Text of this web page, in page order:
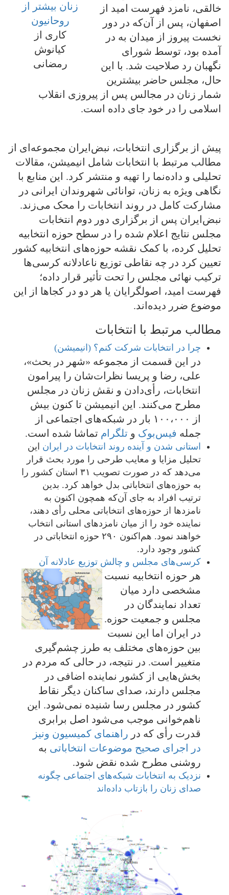
زنان بیشتر از
روحانیون
کاری از
کیانوش
رمضانی
خالقی، نامزد فهرست امید از
اصفهان، پس از آن‌که در دور
نخست پیروز از میدان به در
آمده بود، توسط شورای
نگهبان رد صلاحیت شد. با این
حال، مجلس حاضر بیشترین
شمار زنان در مجالس پس از پیروزی انقلاب
اسلامی را در خود جای داده است.
پیش از برگزاری انتخابات، نبض‌ایران مجموعه‌ای از
مطالب مرتبط با انتخابات شامل انیمیشن، مقالات
تحلیلی و داده‌نما را تهیه و منتشر کرد. این منابع با
نگاهی ویژه به زنان، توانائی شهروندان ایرانی در
مشارکت کامل در روند انتخابات را محک می‌زند.
نبض‌ایران پس از برگزاری دور دوم انتخابات
مجلس نتایج اعلام شده را در سطح حوزه انتخابیه
تحلیل کرده، با کمک نقشه حوزه‌های انتخابیه کشور
تعیین کرد در چه نقاطی توزیع ناعادلانه کرسی‌ها
ترکیب نهائی مجلس را تحت تأثیر قرار داده؛
فهرست امید، اصولگرایان یا هر دو در کجاها از این
موضوع ضرر دیده‌اند.
مطالب مرتبط با انتخابات
چرا در انتخابات شرکت کنم؟ (انیمیشن)
در این قسمت از مجموعه «شهر در بحث»،
علی، رضا و پریسا نظرات‌شان را پیرامون
انتخابات، رأی‌دادن و نقش زنان در مجلس
مطرح می‌کنند. این انیمیشن تا کنون بیش
از ۱۰۰،۰۰۰ بار در شبکه‌های اجتماعی از
جمله فیس‌بوک و تلگرام تماشا شده است.
استانی شدن و آینده روند انتخابات در ایران این
تحلیل مزایا و معایب طرحی را مورد بحث قرار
می‌دهد که در صورت تصویب ۳۱ استان کشور را
به حوزه‌های انتخاباتی بدل خواهد کرد. بدین
ترتیب افراد به جای آن‌که همچون اکنون به
نامزدها از حوزه‌های انتخاباتی محلی رأی دهند،
نماینده خود را از میان نامزدهای استانی انتخاب
خواهند نمود. هم‌اکنون ۲۹۰ حوزه انتخاباتی در
کشور وجود دارد.
کرسی‌های مجلس و چالش توزیع عادلانه آن
هر حوزه انتخابیه نسبت
مشخصی دارد میان
تعداد نمایندگان در
مجلس و جمعیت حوزه.
در ایران اما این نسبت
بین حوزه‌های مختلف به طرز چشم‌گیری
متغییر است. در نتیجه، در حالی که مردم در
بخش‌هایی از کشور نماینده اضافی در
مجلس دارند، صدای ساکنان دیگر نقاط
کشور در مجلس رسا شنیده نمی‌شود. این
ناهم‌خوانی موجب می‌شود اصل برابری
قدرت رأی که در راهنمای کمیسیون ونیز
در اجرای صحیح موضوعات انتخاباتی به
روشنی مطرح شده نقض شود.
نزدیک به انتخابات شبکه‌های اجتماعی چگونه
صدای زنان را بازتاب داده‌اند